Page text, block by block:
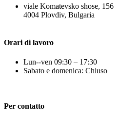
viale Komatevsko shose, 156
4004 Plovdiv, Bulgaria
Orari di lavoro
Lun--ven 09:30 – 17:30
Sabato e domenica: Chiuso
Per contatto